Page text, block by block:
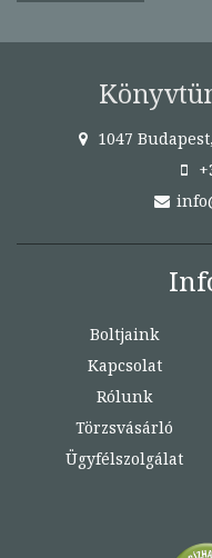
1047
Boltjaink
Kapcsolat
Rólunk
Törzsvásárló
Ügyfélszolgálat